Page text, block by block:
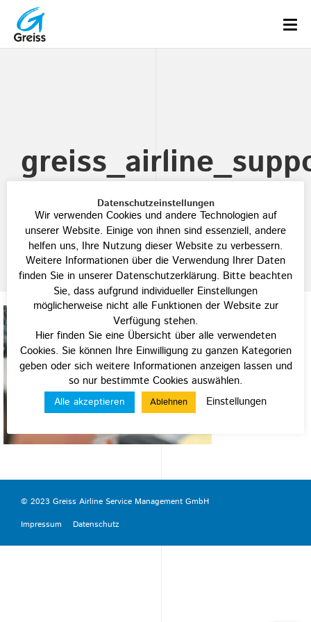
© 2023 Greiss Airline Service Management GmbH
Impressum
Datenschutz
Datenschutzeinstellungen
Wir verwenden Cookies und andere Technologien auf
unserer Website. Einige von ihnen sind essenziell, andere
helfen uns, Ihre Nutzung dieser Website zu verbessern.
Weitere Informationen über die Verwendung Ihrer Daten
finden Sie in unserer Datenschutzerklärung. Bitte beachten
Sie, dass aufgrund individueller Einstellungen
möglicherweise nicht alle Funktionen der Website zur
Verfügung stehen.
Hier finden Sie eine Übersicht über alle verwendeten
Cookies. Sie können Ihre Einwilligung zu ganzen Kategorien
geben oder sich weitere Informationen anzeigen lassen und
so nur bestimmte Cookies auswählen.
Alle akzeptieren Ablehnen Einstellungen